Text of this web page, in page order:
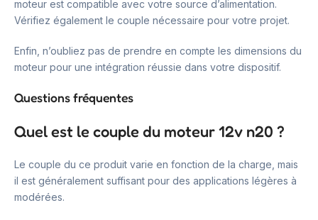
moteur est compatible avec votre source d’alimentation.
Vérifiez également le couple nécessaire pour votre projet.
Enfin, n’oubliez pas de prendre en compte les dimensions du
moteur pour une intégration réussie dans votre dispositif.
Questions fréquentes
Quel est le couple du moteur 12v n20 ?
Le couple du ce produit varie en fonction de la charge, mais
il est généralement suffisant pour des applications légères à
modérées.